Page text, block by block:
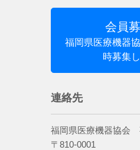
会員
福岡県医療機器
時募集
連絡先
福岡県医療機器協会
〒810-0001